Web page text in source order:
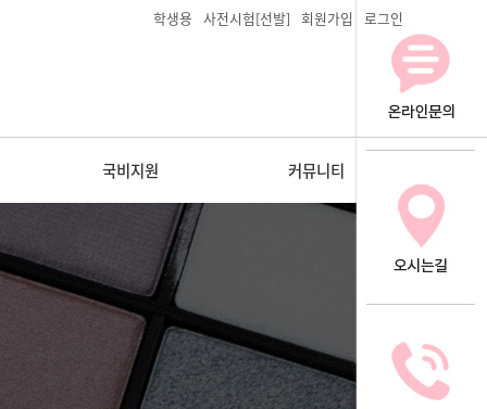
학생용 사전시험[선발] 회원가입 로그인
국비지원 커뮤니티